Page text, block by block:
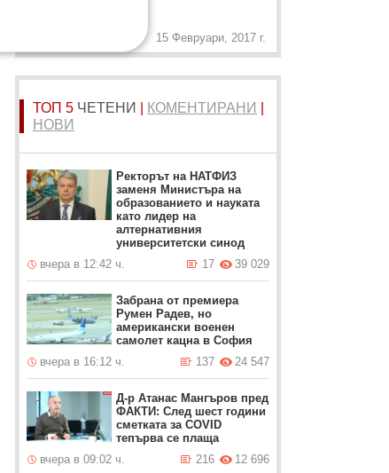
15 Февруари, 2017 г.
ТОП 5 ЧЕТЕНИ КОМЕНТИРАНИ
НОВИ
Ректорът на НАТФИЗ
заменя Министъра на
образованието и науката
като лидер на
алтернативния
университетски синод
вчера в 12:42 ч.
39 029
17
Забрана от премиера
Румен Радев, но
американски военен
самолет кацна в София
вчера в 16:12 ч.
24 547
137
Д-р Атанас Мангъров пред
ФАКТИ: След шест години
сметката за COVID
тепърва се плаща
вчера в 09:02 ч.
12 696
216